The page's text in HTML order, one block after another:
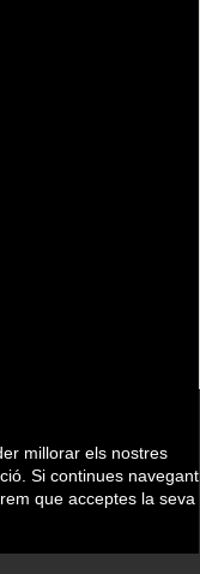
millorar els nostres
Si continues navegant
que acceptes la seva